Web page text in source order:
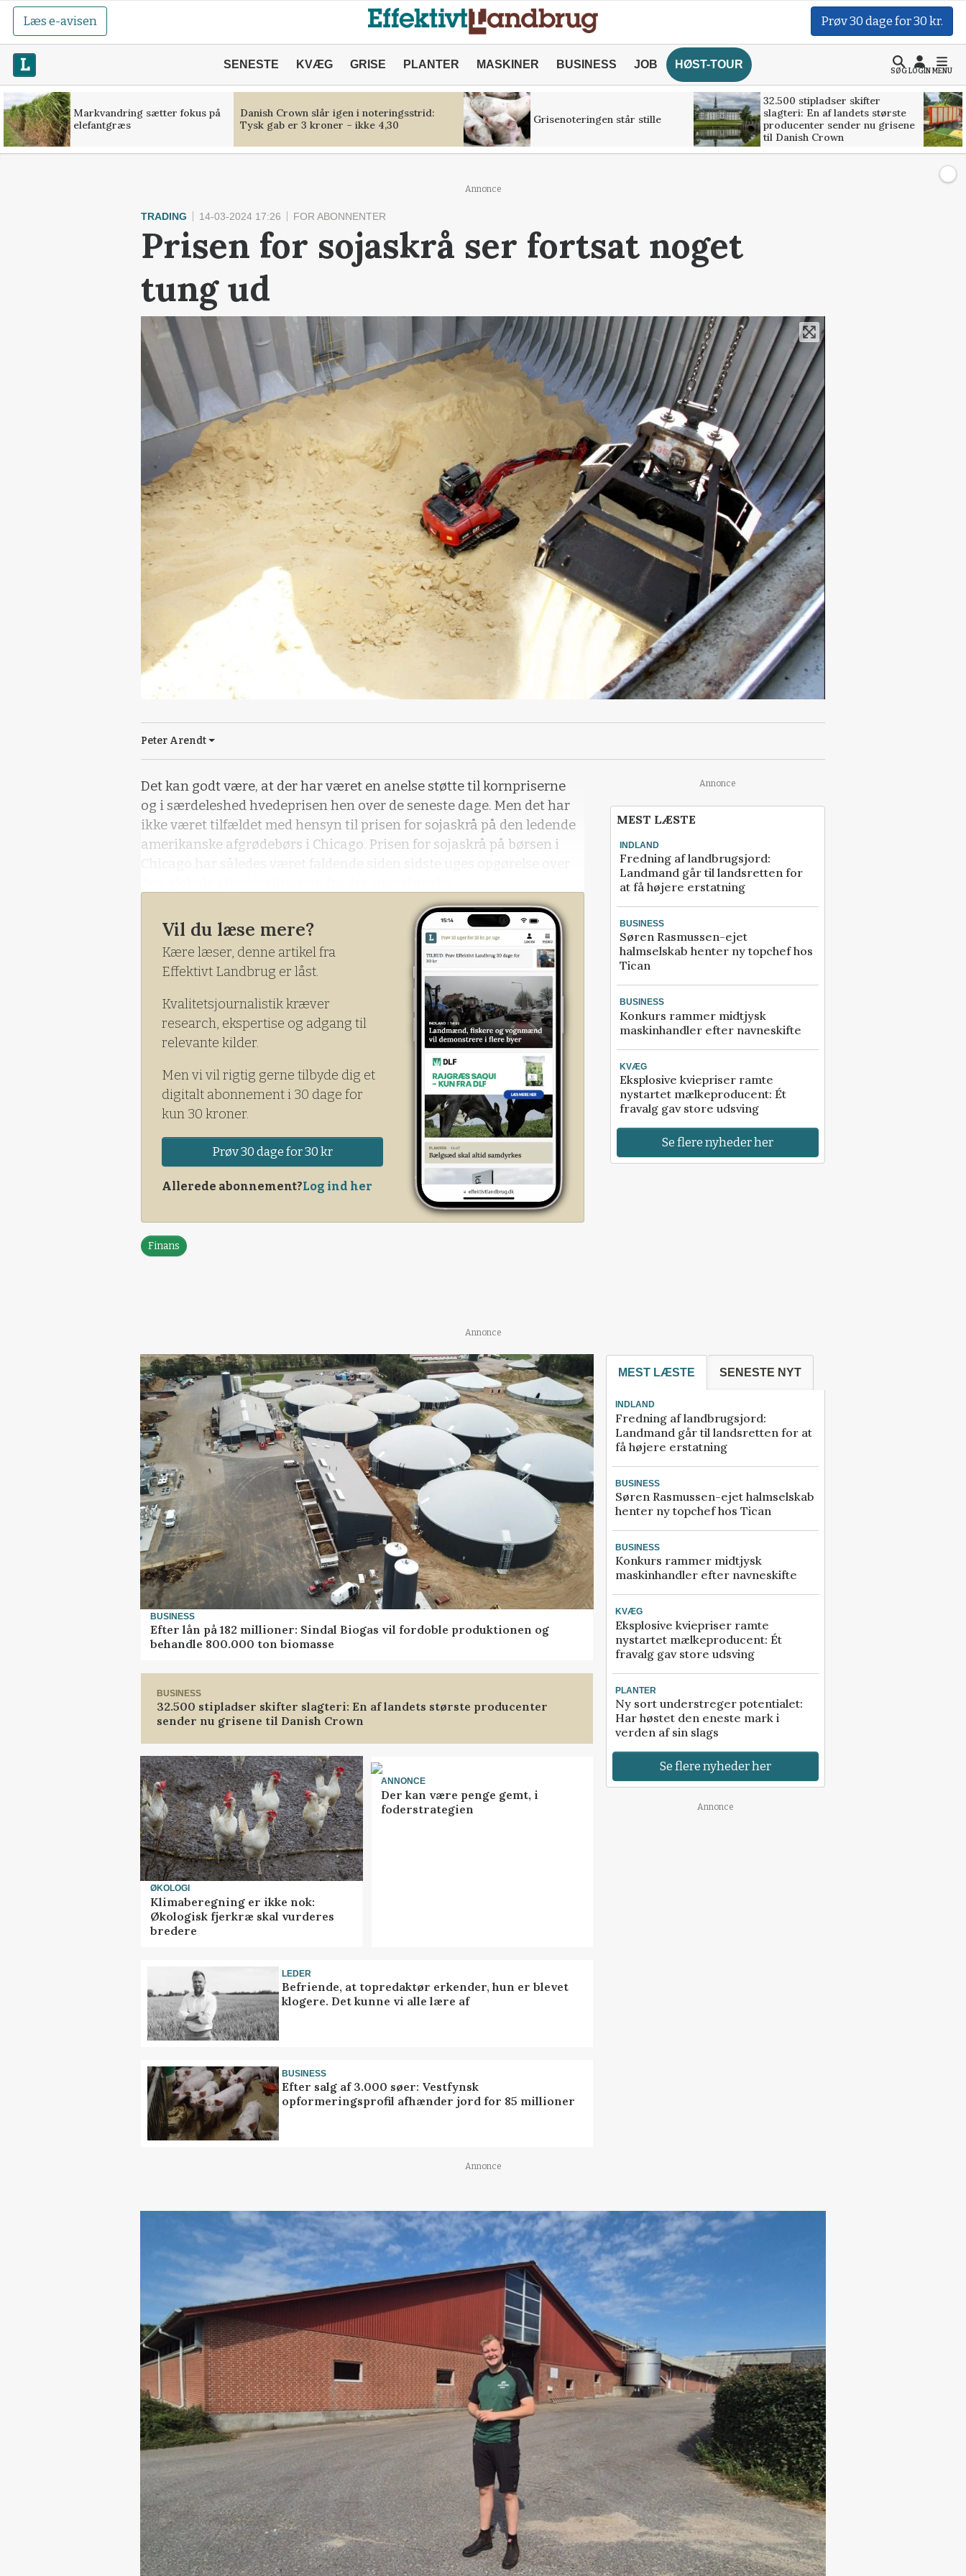
Læs e-avisen Prøv 30 dage for 30 kr.
SENESTE KVÆG GRISE PLANTER MASKINER BUSINESS JOB HØST-TOUR
SØGLOGINMENU
Markvandring sætter fokus på
elefantgræs
Danish Crown slår igen i noteringsstrid:
Tysk gab er 3 kroner – ikke 4,30
Grisenoteringen står stille
32.500 stipladser skifter
slagteri: En af landets største
producenter sender nu grisene
til Danish Crown
Annonce
TRADING 14-03-2024 17:26 FOR ABONNENTER
Prisen for sojaskrå ser fortsat noget
tung ud
Peter Arendt
Det kan godt være, at der har været en anelse støtte til kornpriserne
og i særdeleshed hvedeprisen hen over de seneste dage. Men det har
ikke været tilfældet med hensyn til prisen for sojaskrå på den ledende
amerikanske afgrødebørs i Chicago. Prisen for sojaskrå på børsen i
Chicago har således været faldende siden sidste uges opgørelse over
landbrugsministerium. Den såkaldte Wasde-rapport.
Vil du læse mere?
Kære læser, denne artikel fra
Effektivt Landbrug er låst.
Kvalitetsjournalistik kræver
research, ekspertise og adgang til
relevante kilder.
Men vi vil rigtig gerne tilbyde dig et
digitalt abonnement i 30 dage for
kun 30 kroner.
Prøv 30 dage for 30 kr
Allerede abonnement?Log ind her
Finans
Annonce
MEST LÆSTE
INDLAND
Fredning af landbrugsjord:
Landmand går til landsretten for
at få højere erstatning
BUSINESS
Søren Rasmussen-ejet
halmselskab henter ny topchef hos
Tican
BUSINESS
Konkurs rammer midtjysk
maskinhandler efter navneskifte
KVÆG
Eksplosive kviepriser ramte
nystartet mælkeproducent: Ét
fravalg gav store udsving
Se flere nyheder her
Annonce
BUSINESS
Efter lån på 182 millioner: Sindal Biogas vil fordoble produktionen og
behandle 800.000 ton biomasse
BUSINESS
32.500 stipladser skifter slagteri: En af landets største producenter
sender nu grisene til Danish Crown
ØKOLOGI
Klimaberegning er ikke nok:
Økologisk fjerkræ skal vurderes
bredere
ANNONCE
Der kan være penge gemt, i
foderstrategien
LEDER
Befriende, at topredaktør erkender, hun er blevet
klogere. Det kunne vi alle lære af
BUSINESS
Efter salg af 3.000 søer: Vestfynsk
opformeringsprofil afhænder jord for 85 millioner
MEST LÆSTE SENESTE NYT
INDLAND
Fredning af landbrugsjord:
Landmand går til landsretten for at
få højere erstatning
BUSINESS
Søren Rasmussen-ejet halmselskab
henter ny topchef hos Tican
BUSINESS
Konkurs rammer midtjysk
maskinhandler efter navneskifte
KVÆG
Eksplosive kviepriser ramte
nystartet mælkeproducent: Ét
fravalg gav store udsving
PLANTER
Ny sort understreger potentialet:
Har høstet den eneste mark i
verden af sin slags
Se flere nyheder her
Annonce
Annonce